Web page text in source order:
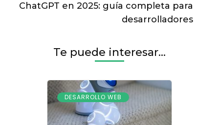
completa
a
ChatGPT en 2025: guía completa para
desarrolladores
Te puede interesar...
DESARROLLO WEB